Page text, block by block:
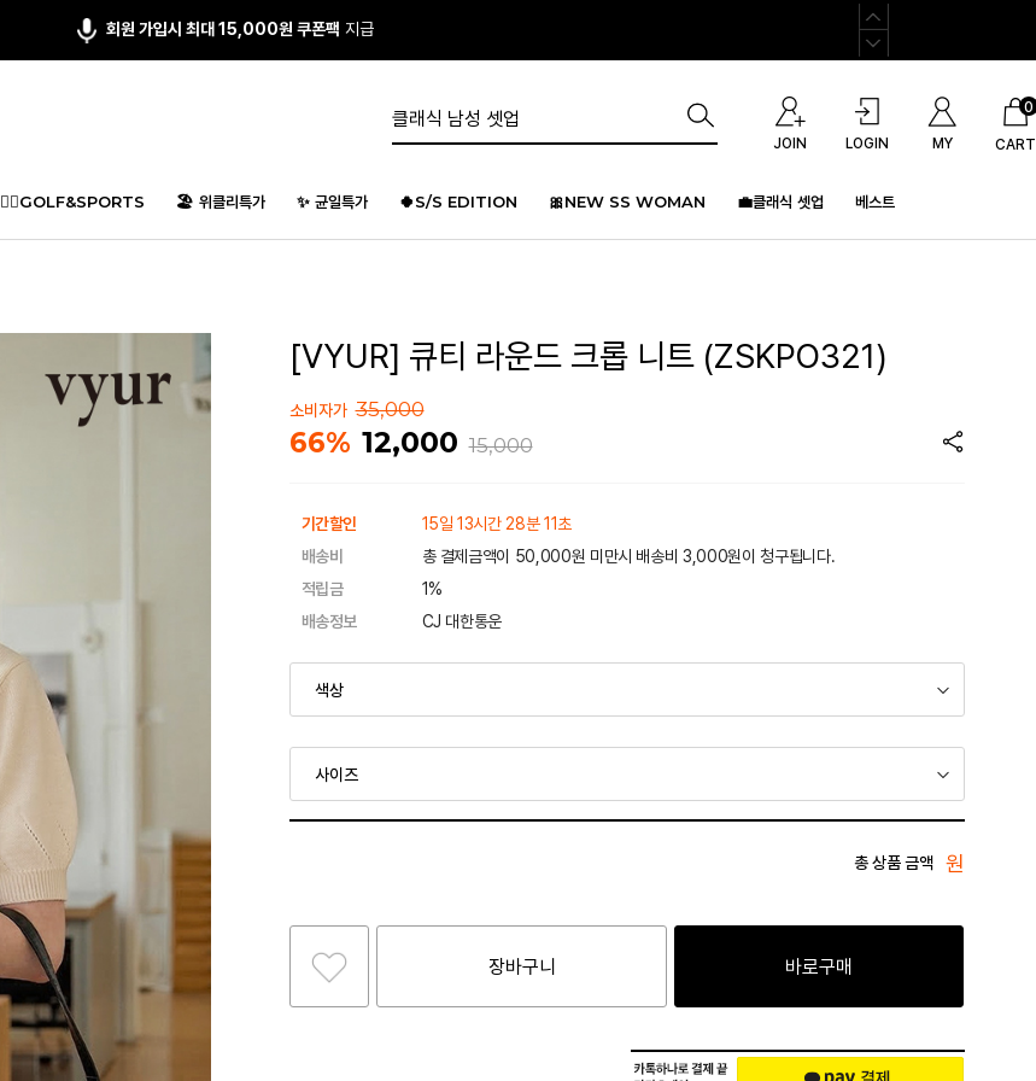
회원 가입시 최대 15,000원 쿠폰팩 지급
JOIN LOGIN MY CART
0
🏌️‍♂️GOLF&SPORTS 🏖️ 위클리특가 ✨ 균일특가 🍀S/S EDITION 🎀NEW SS WOMAN 💼클래식 셋업 베스트
[VYUR] 큐티 라운드 크롭 니트 (ZSKPO321)
소비자가 35,000
66% 12,000 15,000
기간할인
15일 13시간 28분 11초
배송비
총 결제금액이 50,000원 미만시 배송비 3,000원이 청구됩니다.
적립금
1%
배송정보
CJ 대한통운
총 상품 금액 원
장바구니 바로구매